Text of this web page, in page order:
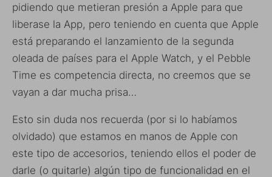
pidiendo que metieran presión a Apple para que
liberase la App, pero teniendo en cuenta que Apple
está preparando el lanzamiento de la segunda
oleada de países para el Apple Watch, y el Pebble
Time es competencia directa, no creemos que se
vayan a dar mucha prisa…
Esto sin duda nos recuerda (por si lo habíamos
olvidado) que estamos en manos de Apple con
este tipo de accesorios, teniendo ellos el poder de
darle (o quitarle) algún tipo de funcionalidad en el